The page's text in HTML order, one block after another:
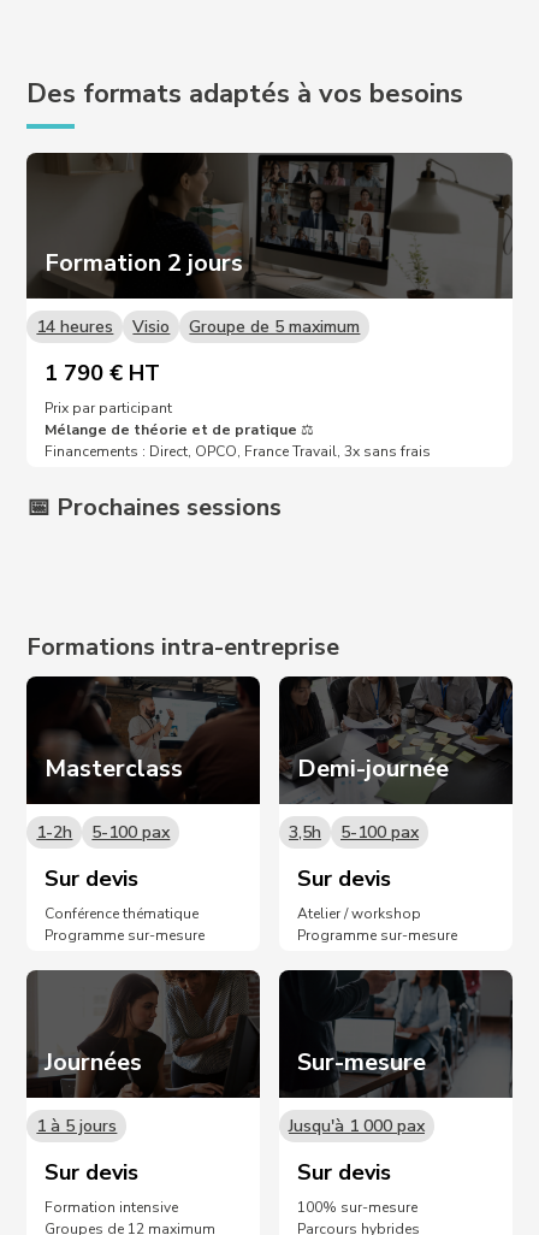
Des formats adaptés à vos besoins
Formation 2 jours
14 heures Visio Groupe de 5 maximum
1 790 € HT
Prix par participant
Mélange de théorie et de pratique⚖️
Financements : Direct, OPCO, France Travail, 3x sans frais
📅 Prochaines sessions
Formations intra-entreprise
Masterclass
1-2h 5-100 pax
Sur devis
Conférence thématique
Programme sur-mesure
Demi-journée
3,5h 5-100 pax
Sur devis
Atelier / workshop
Programme sur-mesure
Journées
1 à 5 jours
Sur devis
Formation intensive
Groupes de 12 maximum
Sur-mesure
Jusqu'à 1 000 pax
Sur devis
100% sur-mesure
Parcours hybrides